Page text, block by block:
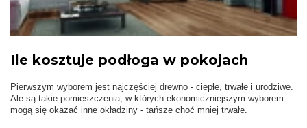
Ile kosztuje podłoga w pokojach
Pierwszym wyborem jest najczęściej drewno - ciepłe, trwałe i urodziwe.
Ale są takie pomieszczenia, w których ekonomiczniejszym wyborem
mogą się okazać inne okładziny - tańsze choć mniej trwałe.